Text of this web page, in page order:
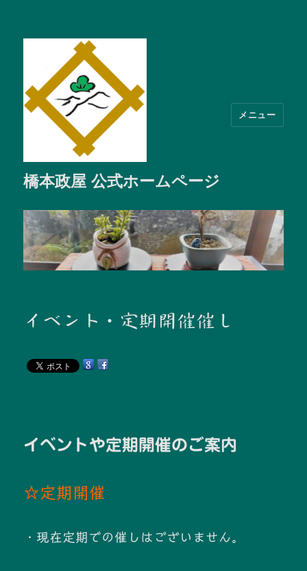
橋本政屋 公式ホームページ
メニュー
イベント・定期開催催し
イベントや定期開催のご案内
☆定期開催
・現在定期での催しはございません。